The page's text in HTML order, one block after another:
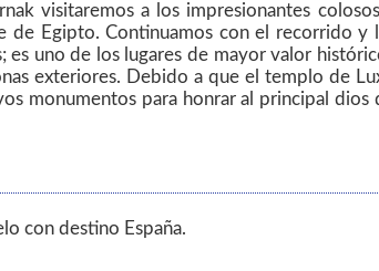
visitaremos a los impresionantes
Egipto. Continuamos con el recorrido y
uno de los lugares de mayor valor
exteriores. Debido a que el templo de
monumentos para honrar al principal dios
con destino España.